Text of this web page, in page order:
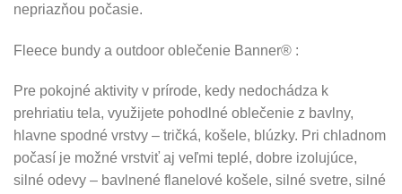
nepriazňou počasie.
Fleece bundy a outdoor oblečenie Banner® :
Pre pokojné aktivity v prírode, kedy nedochádza k
prehriatiu tela, využijete pohodlné oblečenie z bavlny,
hlavne spodné vrstvy – tričká, košele, blúzky. Pri chladnom
počasí je možné vrstviť aj veľmi teplé, dobre izolujúce,
silné odevy – bavlnené flanelové košele, silné svetre, silné